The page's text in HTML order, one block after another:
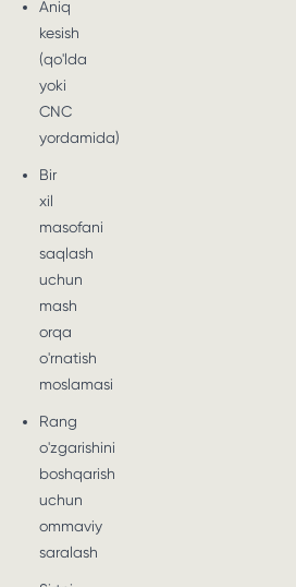
Aniq
kesish
(qo'lda
yoki
CNC
yordamida)
Bir
xil
masofani
saqlash
uchun
mash
orqa
o'rnatish
moslamasi
Rang
o'zgarishini
boshqarish
uchun
ommaviy
saralash